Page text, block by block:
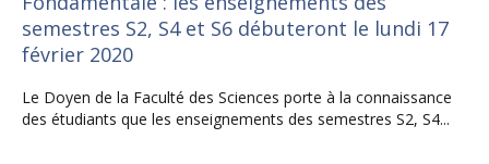
semestres S2, S4 et S6 débuteront le lundi 17
février 2020
Le Doyen de la Faculté des Sciences porte à la connaissance
des étudiants que les enseignements des semestres S2, S4...